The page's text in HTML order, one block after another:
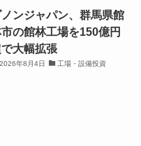
ンジャパン、群馬県館
の館林工場を150億円
で大幅拡張
2026年8月4日 工場・設備投資